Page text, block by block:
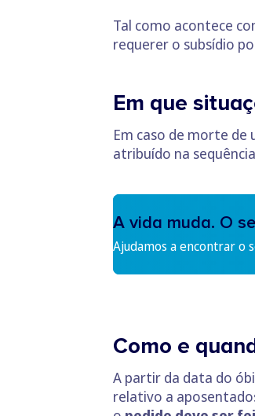
Tal como acontece
requerer o subsídio
Em que
Em caso de morte
atribuído na
A vida muda. O
Ajudamos a encontrar o
Como e
A partir da data do
relativo a